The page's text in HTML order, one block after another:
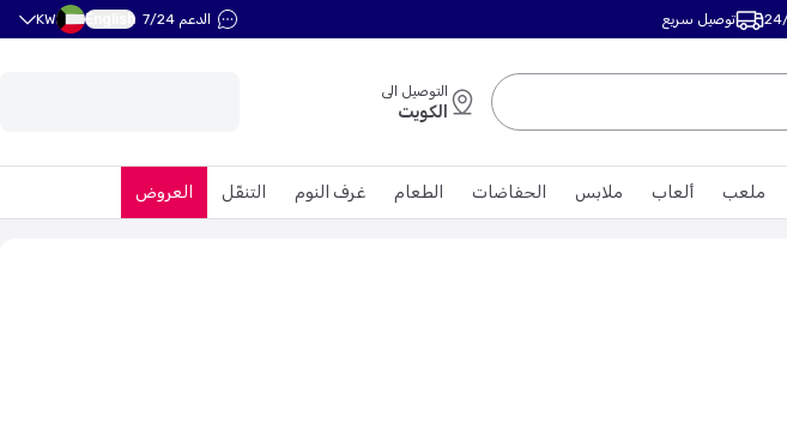
توصيل سريع الدعم 7/24 English
KW
التوصيل الى
الكويت
العروض التنقّل غرف النوم الطعام الحفاضات ملابس ألعاب ملعب